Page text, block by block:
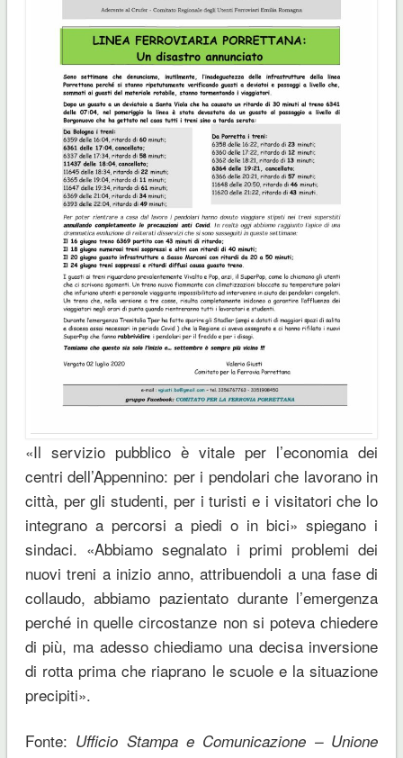
«Il servizio pubblico è vitale per l’economia dei
centri dell’Appennino: per i pendolari che lavorano in
città, per gli studenti, per i turisti e i visitatori che lo
integrano a percorsi a piedi o in bici»spiegano i
sindaci. «Abbiamo segnalato i primi problemi dei
nuovi treni a inizio anno, attribuendoli a una fase di
collaudo, abbiamo pazientato durante l’emergenza
perché in quelle circostanze non si poteva chiedere
di più, ma adesso chiediamo una decisa inversione
di rotta prima che riaprano le scuole e la situazione
precipiti».
Fonte: Ufficio Stampa e Comunicazione – Unione